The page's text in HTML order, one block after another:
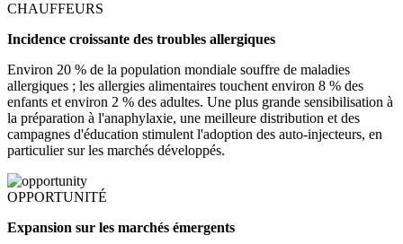
CHAUFFEURS
Incidence croissante des troubles allergiques
Environ 20 % de la population mondiale souffre de maladies
allergiques ; les allergies alimentaires touchent environ 8 % des
enfants et environ 2 % des adultes. Une plus grande sensibilisation à
la préparation à l'anaphylaxie, une meilleure distribution et des
campagnes d'éducation stimulent l'adoption des auto-injecteurs, en
particulier sur les marchés développés.
OPPORTUNITÉ
Expansion sur les marchés émergents